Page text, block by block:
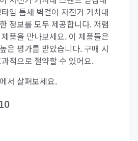
임 틈새 벽걸이 자전거 거치대
정보를 모두 제공합니다. 저렴
품을 만나보세요. 이 제품들은
은 평가를 받았습니다. 구매 시
적으로 절약할 수 있어요.
서 살펴보세요.